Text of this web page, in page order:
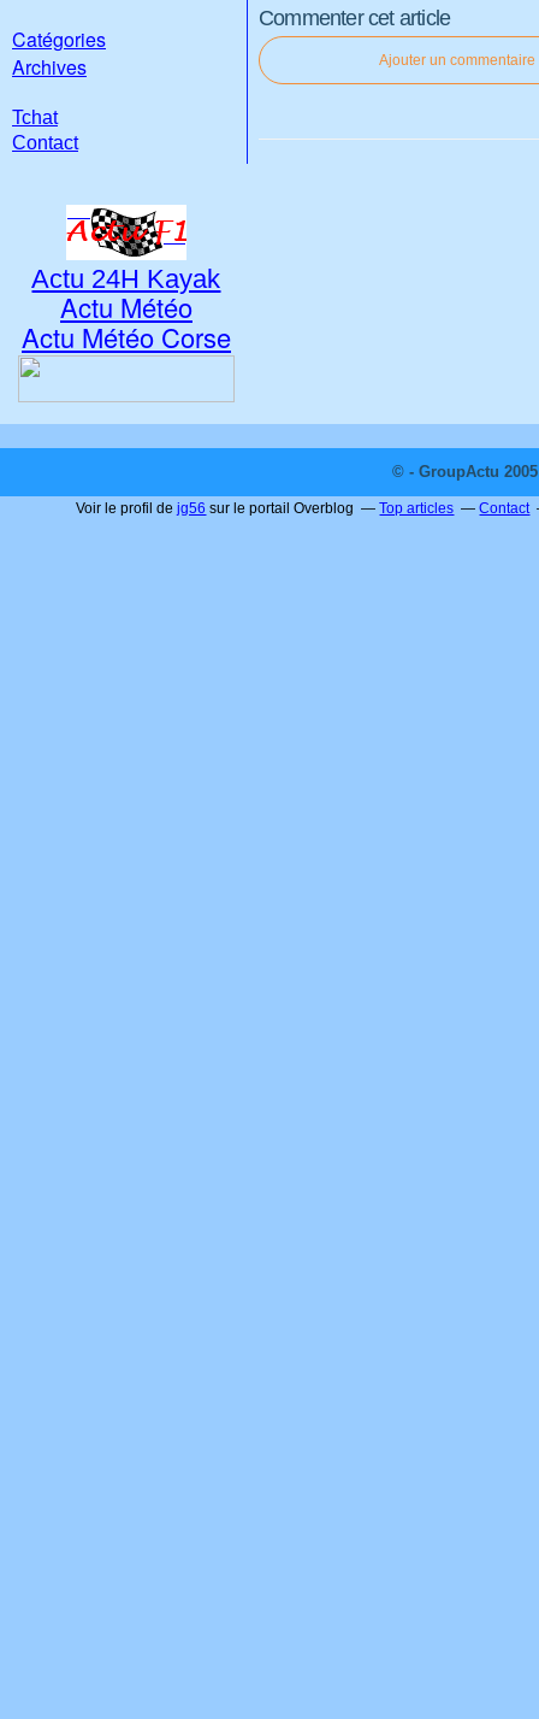
Commenter cet article
Ajouter un commentaire
Catégories
Archives
Tchat
Contact
Actu 24H Kayak
Actu Météo
Actu Météo Corse
© - GroupActu
Voir le profil dejg56 sur le portail Overblog Top articles Contact